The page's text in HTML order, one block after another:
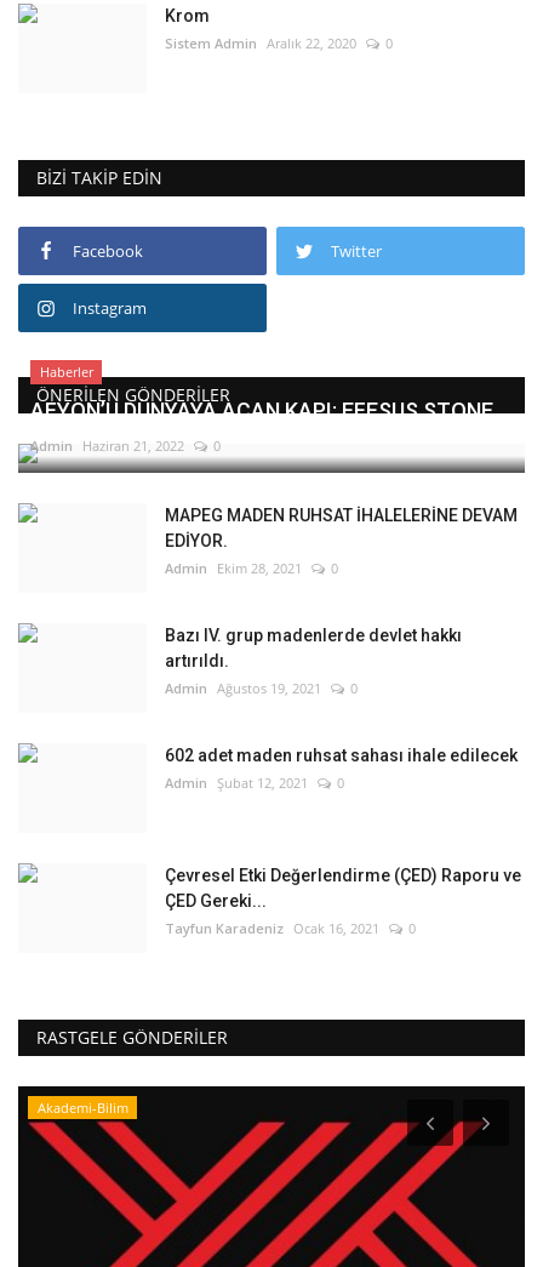
Krom
Sistem Admin Aralık 22, 2020 0
BIZI TAKIP EDIN
Facebook Twitter
Instagram
ÖNERILEN GÖNDERILER
Haberler
AFYON’U DÜNYAYA AÇAN KAPI: EFESUS STONE
Admin Haziran 21, 2022 0
MAPEG MADEN RUHSAT İHALELERİNE DEVAM
EDİYOR.
Admin Ekim 28, 2021 0
Bazı IV. grup madenlerde devlet hakkı
artırıldı.
Admin Ağustos 19, 2021 0
602 adet maden ruhsat sahası ihale edilecek
Admin Şubat 12, 2021 0
Çevresel Etki Değerlendirme (ÇED) Raporu ve
ÇED Gereki...
Tayfun Karadeniz Ocak 16, 2021 0
RASTGELE GÖNDERILER
Akademi-Bilim